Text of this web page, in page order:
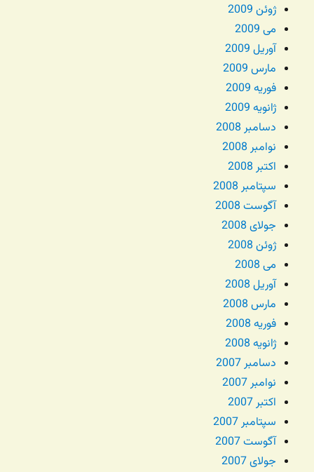
ژوئن 2009
می 2009
آوریل 2009
مارس 2009
فوریه 2009
ژانویه 2009
دسامبر 2008
نوامبر 2008
اکتبر 2008
سپتامبر 2008
آگوست 2008
جولای 2008
ژوئن 2008
می 2008
آوریل 2008
مارس 2008
فوریه 2008
ژانویه 2008
دسامبر 2007
نوامبر 2007
اکتبر 2007
سپتامبر 2007
آگوست 2007
جولای 2007